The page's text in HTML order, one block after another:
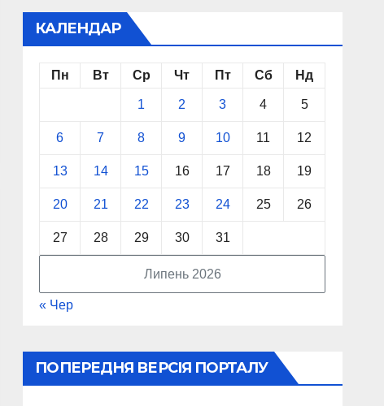
КАЛЕНДАР
Липень 2026
Пн Вт Ср Чт Пт Сб Нд
1 2 3 4 5
6 7 8 9 10 11 12
13 14 15 16 17 18 19
20 21 22 23 24 25 26
27 28 29 30 31
« Чер
ПОПЕРЕДНЯ ВЕРСІЯ ПОРТАЛУ